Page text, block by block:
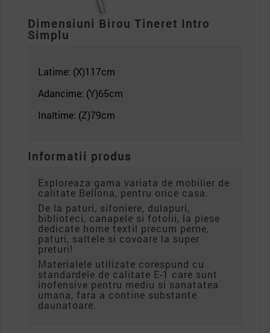
Dimensiuni Birou Tineret Intro
Simplu
Latime: (X)117cm
Adancime: (Y)65cm
Inaltime: (Z)79cm
Informatii produs
Exploreaza gama variata de mobilier de
calitate Bellona, pentru orice casa.
De la paturi, sifoniere, dulapuri,
biblioteci, canapele si fotolii, la piese
dedicate home textil precum perne,
paturi, saltele si covoare la super
preturi!
Materialele utilizate corespund cu
standardele de calitate E-1 care sunt
inofensive pentru mediu si sanatatea
umana, fara a contine substante
daunatoare.